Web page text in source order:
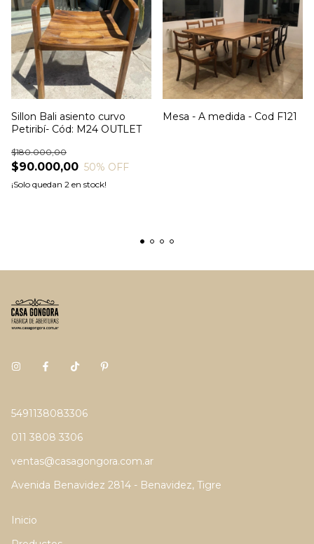
Sillon Bali asiento curvo
Petiribí- Cód: M24 OUTLET
$90.000,00
$180.000,00
50% OFF
¡Solo quedan 2 en stock!
Mesa - A medida - Cod F121
5491138083306
011 3808 3306
ventas@casagongora.com.ar
Avenida Benavidez 2814 - Benavidez, Tigre
Inicio